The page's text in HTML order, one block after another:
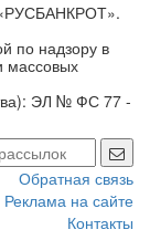
по надзору в
массовых
ЭЛ № ФС 77 -
Обратная связь
Реклама на сайте
Контакты